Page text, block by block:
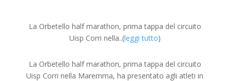
La Orbetello half marathon, prima tappa del circuito
Uisp Corri nella..(leggi tutto)
La Orbetello half marathon, prima tappa del circuito
Uisp Corri nella Maremma, ha presentato agli atleti in